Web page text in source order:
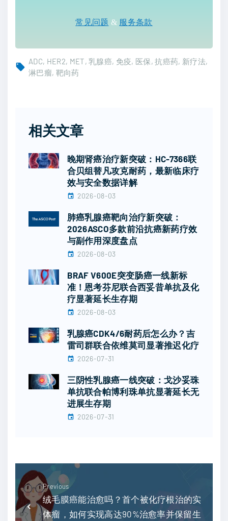
常见问题 & 服务条款
ADC HER2 MET 乳腺癌 免疫 医保 抗癌药 新疗法
淋巴瘤 靶向药
相关文章
晚期肾癌治疗新突破：HC-7366联
合贝组替凡攻克耐药，最新临床疗
效与安全数据详解
2026-08-03
肺癌乳腺癌靶向治疗新突破：
2026ASCO多款前沿抗癌新药疗效
与副作用深度盘点
2026-08-03
BRAF V600E突变肠癌一线新标
准！恩考芬尼联合西妥昔单抗及化
疗显著延长生存期
2026-08-03
乳腺癌CDK4/6耐药后怎么办？吉
雷司群联合依维莫司显著推迟化疗
2026-07-31
三阴性乳腺癌一线突破：戈沙妥珠
单抗联合帕博利珠单抗显著延长无
进展生存期
2026-07-31
Previous
绒毛膜癌能治愈吗？首个被化疗根治的实
体瘤，如何实现高达90%治愈率并保留生